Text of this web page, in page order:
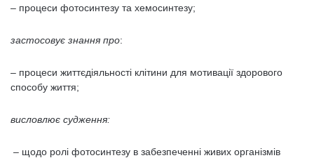
– процеси фотосинтезу та хемосинтезу;
застосовує знання про:
– процеси життєдіяльності клітини для мотивації здорового
способу життя;
висловлює судження:
– щодо ролі фотосинтезу в забезпеченні живих організмів